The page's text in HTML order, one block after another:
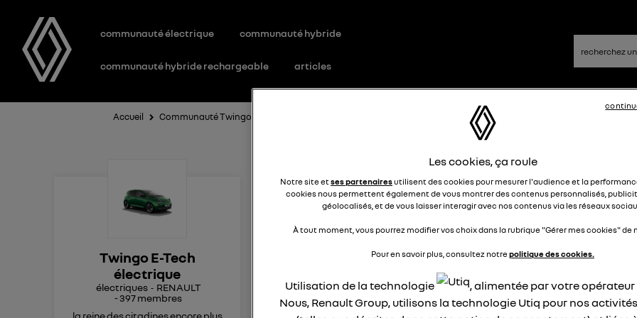
communauté électrique communauté hybride
communauté hybride rechargeable articles
Accueil Communauté Twingo E-Tech électrique
Twingo E-Tech
électrique
électriques
RENAULT
-397membres
la reine des citadines encore plus
Verouillage branchemnt de la prise
NAP
Ma prise électrique ne se verrouille plus quand je la branche sur la
voiture pour la recharger, donc je ne peux plus rouler avec. Avez-
vous déjà eu ce problème ? Renault me garde la voiture 3
pour chercher l'origine de ce problème. Un scandale.
Les cookies, ça roule
Notre site etses partenairesutilisent des cookies pour mesurer l'audience et la
cookies nous permettent également de vous montrer des contenus personnalisés,
géolocalisés, et de vous laisser interagir avec nos contenus via les réseaux
À tout moment, vous pourrez modifier vos choix dans la rubrique "Gérer mes cookies" de
Pour en savoir plus, consultez notrepolitique des cookies.
Utilisation de la technologie
, alimentée par votre
Nous, Renault Group, utilisons la technologie Utiq pour nos